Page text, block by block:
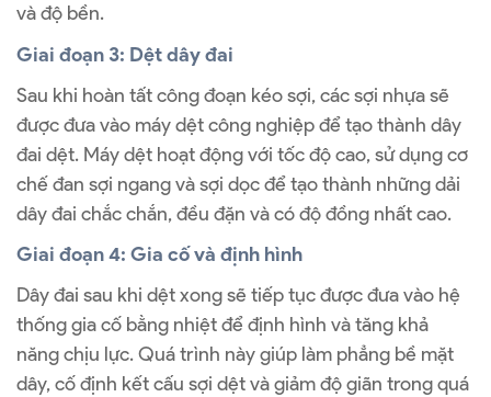
và độ bền.
Giai đoạn 3: Dệt dây đai
Sau khi hoàn tất công đoạn kéo sợi, các sợi nhựa sẽ
được đưa vào máy dệt công nghiệp để tạo thành dây
đai dệt. Máy dệt hoạt động với tốc độ cao, sử dụng cơ
chế đan sợi ngang và sợi dọc để tạo thành những dải
dây đai chắc chắn, đều đặn và có độ đồng nhất cao.
Giai đoạn 4: Gia cố và định hình
Dây đai sau khi dệt xong sẽ tiếp tục được đưa vào hệ
thống gia cố bằng nhiệt để định hình và tăng khả
năng chịu lực. Quá trình này giúp làm phẳng bề mặt
dây, cố định kết cấu sợi dệt và giảm độ giãn trong quá